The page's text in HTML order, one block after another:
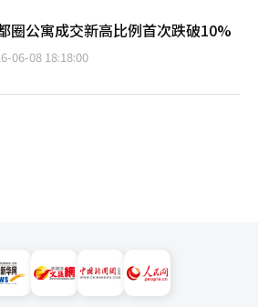
圈公寓成交新高比例首次跌破10%
06-08 18:18:00